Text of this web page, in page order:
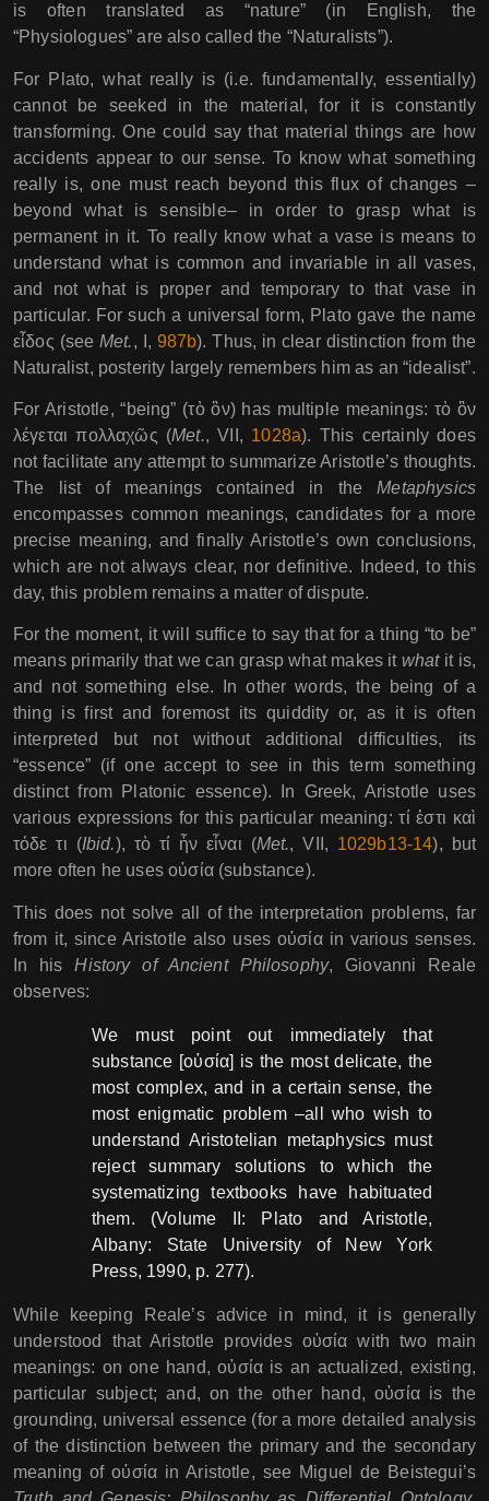
is often translated as “nature” (in English, the
“Physiologues” are also called the “Naturalists”).
For Plato, what really is (i.e. fundamentally, essentially)
cannot be seeked in the material, for it is constantly
transforming. One could say that material things are how
accidents appear to our sense. To know what something
really is, one must reach beyond this flux of changes –
beyond what is sensible– in order to grasp what is
permanent in it. To really know what a vase is means to
understand what is common and invariable in all vases,
and not what is proper and temporary to that vase in
particular. For such a universal form, Plato gave the name
εἶδος (see Met., I, 987b). Thus, in clear distinction from the
Naturalist, posterity largely remembers him as an “idealist”.
For Aristotle, “being” (τὸ ὂν) has multiple meanings: τὸ ὂν
λέγεται πολλαχῶς (Met., VII, 1028a). This certainly does
not facilitate any attempt to summarize Aristotle’s thoughts.
The list of meanings contained in theMetaphysics
encompasses common meanings, candidates for a more
precise meaning, and finally Aristotle’s own conclusions,
which are not always clear, nor definitive. Indeed, to this
day, this problem remains a matter of dispute.
For the moment, it will suffice to say that for a thing “to be”
means primarily that we can grasp what makes it whatit is,
and not something else. In other words, the being of a
thing is first and foremost its quiddity or, as it is often
interpreted but not without additional difficulties, its
“essence” (if one accept to see in this term something
distinct from Platonic essence). In Greek, Aristotle uses
various expressions for this particular meaning: τί ἐστι καὶ
τόδε τι (Ibid.), τὸ τί ἦν εἶναι (Met., VII, 1029b13-14), but
more often he uses οὐσία (substance).
This does not solve all of the interpretation problems, far
from it, since Aristotle also uses οὐσία in various senses.
In hisHistory of Ancient Philosophy, Giovanni Reale
observes:
We must point out immediately that
substance [οὐσία] is the most delicate, the
most complex, and in a certain sense, the
most enigmatic problem –all who wish to
understand Aristotelian metaphysics must
reject summary solutions to which the
systematizing textbooks have habituated
them. (Volume II: Plato and Aristotle,
Albany: State University of New York
Press, 1990, p. 277).
While keeping Reale’s advice in mind, it is generally
understood that Aristotle provides οὐσία with two main
meanings: on one hand, οὐσία is an actualized, existing,
particular subject; and, on the other hand, οὐσία is the
grounding, universal essence (for a more detailed analysis
of the distinction between the primary and the secondary
meaning of οὐσία in Aristotle, see Miguel de Beistegui’s